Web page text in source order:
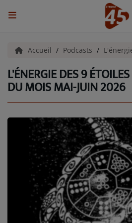
ACCUEIL
Emissions
BENJI & COMPAGNIE
GIEN, SA FABULEUSE HISTOIRE
GRAFFITI CINÉMA
LES ASSOCIÉS DU JOUR
LA CHRONIQUE
LA CHRONIQUE MUSICALE
Accueil Podcasts
L'ÉNERGIE DES 9
DU MOIS MAI-JUIN 2026